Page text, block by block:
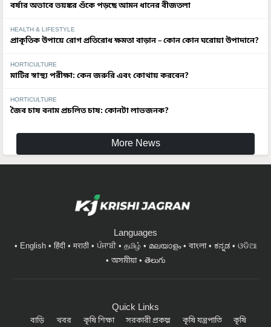
বর্ষার অভাবে ভয়ঙ্কর শুঁকে পড়ছে আমন ধানের বীজতলা
HEALTH & LIFESTYLE
প্রাকৃতিক উপায়ে রোগ প্রতিরোধ ক্ষমতা বাড়ান – কোন কোন ঘরোয়া উপাদানে?
HORTICULTURE
মাটির স্বাস্থ্য পরীক্ষা: কেন জরুরি এবং কোথায় করবেন?
HORTICULTURE
জৈব চাষ বনাম প্রচলিত চাষ: কোনটা লাভজনক?
More News
Languages
English हिंदी मराठी ਪੰਜਾਬੀ தமிழ் മലയാളം বাংলা ಕನ್ನಡ
ଓଡିଆ
অসমীয়া
తెలుగు
Quick Links
বাড়ি খবর কৃষি শিক্ষা সরকারী প্রকল্প কৃষি যন্ত্রপাতি
কৃষি